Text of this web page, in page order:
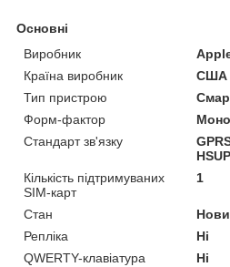
Основні
Виробник
Країна виробник
США
Тип пристрою
Форм-фактор
Стандарт зв'язку
Кількість підтримуваних
SIM-карт
1
Стан
Репліка
Ні
QWERTY-клавіатура
Ні